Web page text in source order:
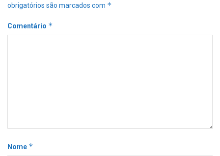
obrigatórios são marcados com *
Comentário *
Nome *